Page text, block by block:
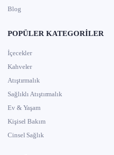
Blog
POPÜLER KATEGORILER
İçecekler
Kahveler
Atıştırmalık
Sağlıklı Atıştırmalık
Ev & Yaşam
Kişisel Bakım
Cinsel Sağlık